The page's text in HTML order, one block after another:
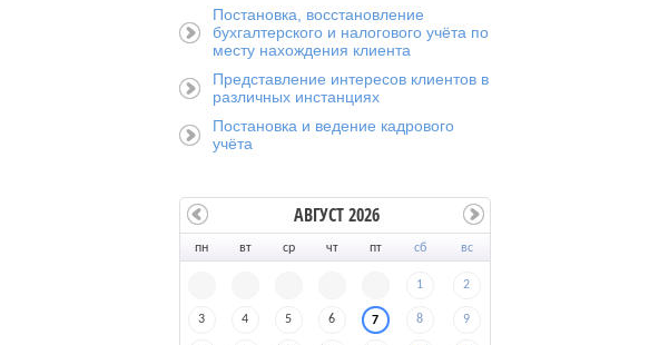
Постановка, восстановление
бухгалтерского и налогового учёта по
месту нахождения клиента
Представление интересов клиентов в
различных инстанциях
Постановка и ведение кадрового
учёта
пн вт ср чт пт сб вс
1 2
3 4 5 6 7 8 9
АВГУСТ 2026